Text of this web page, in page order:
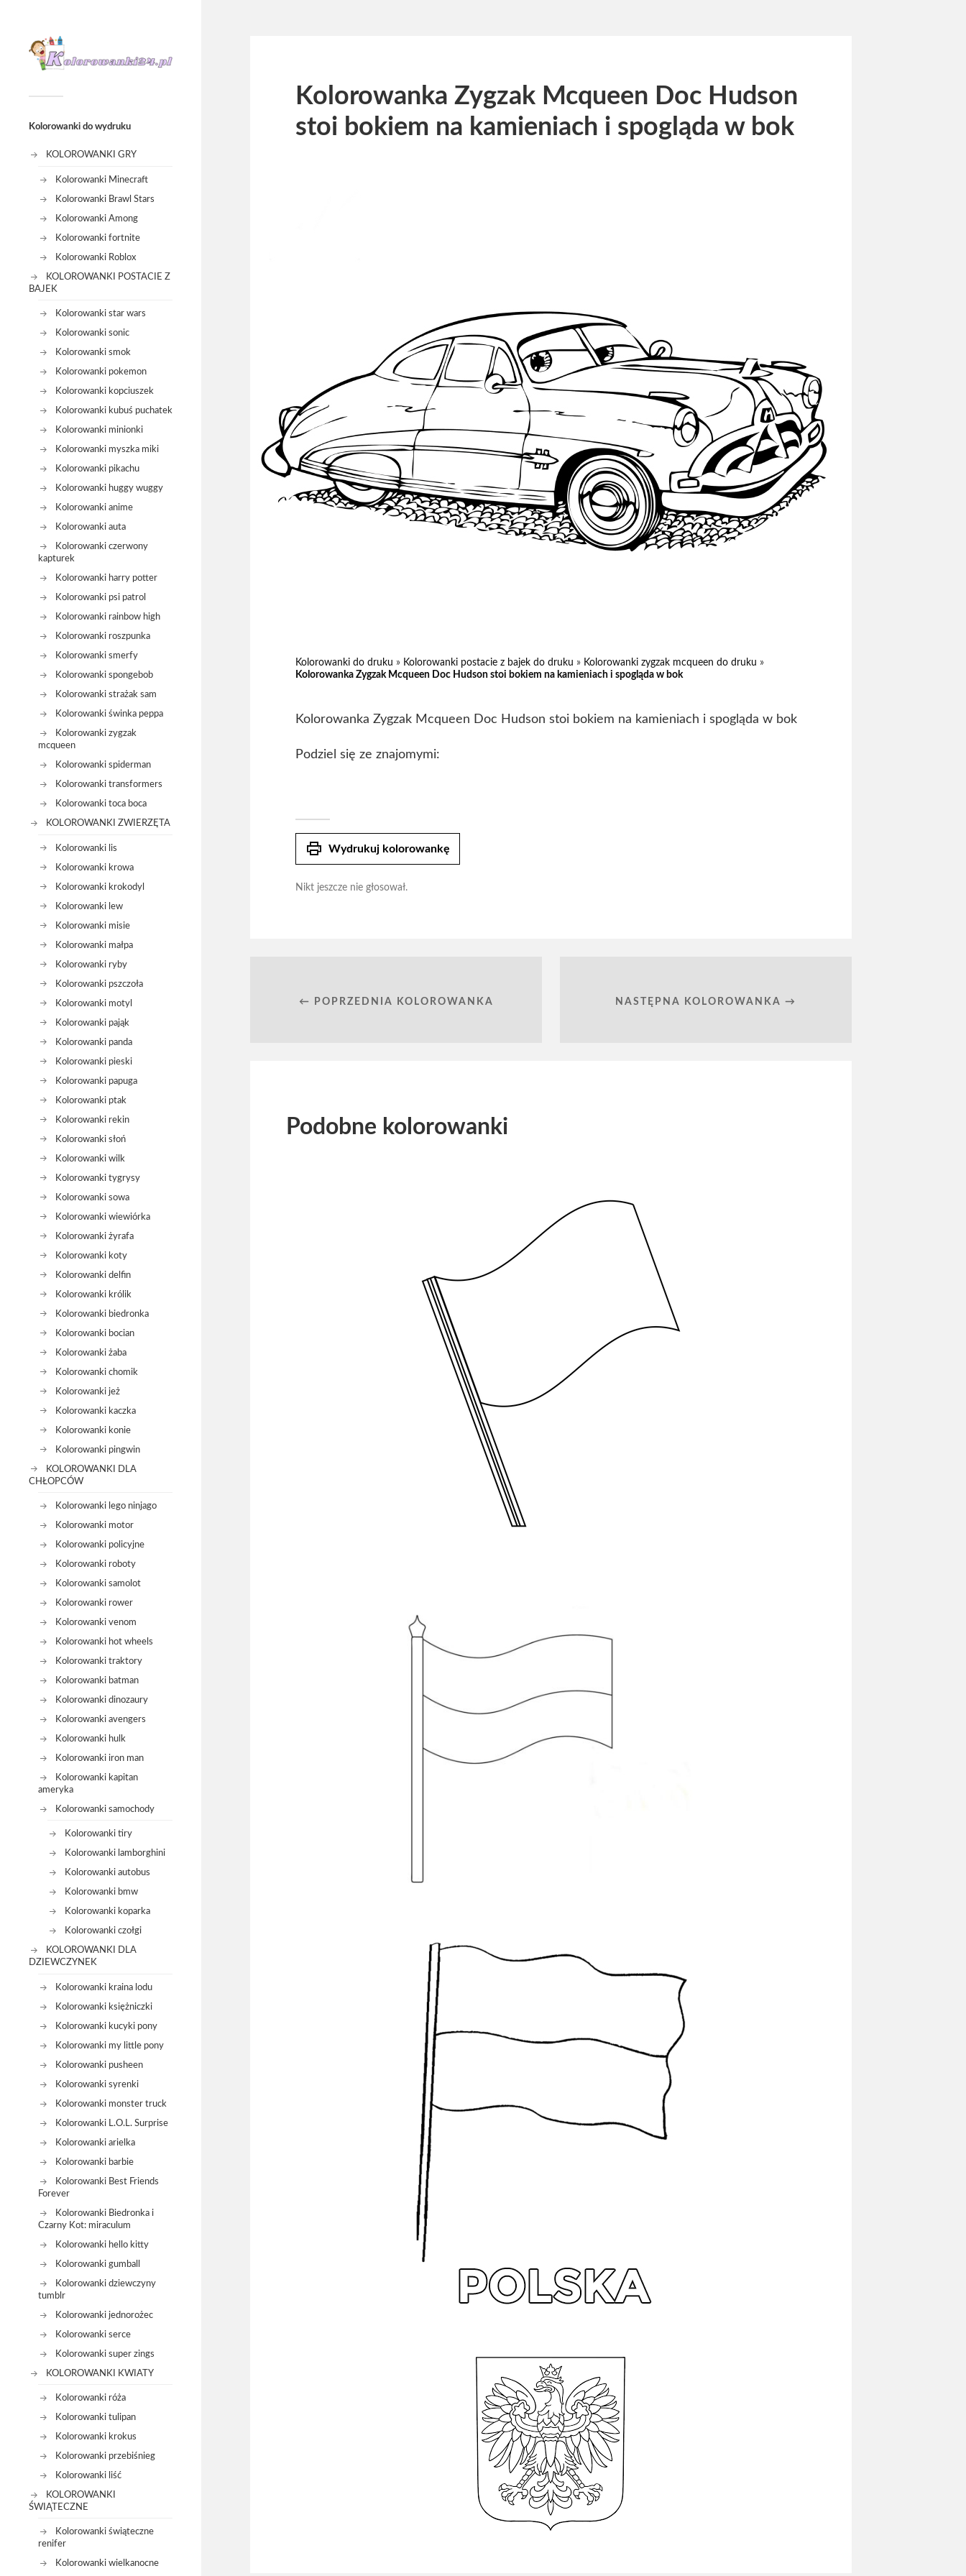
Kolorowanki do wydruku
KOLOROWANKI GRY
Kolorowanki Minecraft
Kolorowanki Brawl Stars
Kolorowanki Among
Kolorowanki fortnite
Kolorowanki Roblox
KOLOROWANKI POSTACIE Z
BAJEK
Kolorowanki star wars
Kolorowanki sonic
Kolorowanki smok
Kolorowanki pokemon
Kolorowanki kopciuszek
Kolorowanki kubuś puchatek
Kolorowanki minionki
Kolorowanki myszka miki
Kolorowanki pikachu
Kolorowanki huggy wuggy
Kolorowanki anime
Kolorowanki auta
Kolorowanki czerwony
kapturek
Kolorowanki harry potter
Kolorowanki psi patrol
Kolorowanki rainbow high
Kolorowanki roszpunka
Kolorowanki smerfy
Kolorowanki spongebob
Kolorowanki strażak sam
Kolorowanki świnka peppa
Kolorowanki zygzak
mcqueen
Kolorowanki spiderman
Kolorowanki transformers
Kolorowanki toca boca
KOLOROWANKI ZWIERZĘTA
Kolorowanki lis
Kolorowanki krowa
Kolorowanki krokodyl
Kolorowanki lew
Kolorowanki misie
Kolorowanki małpa
Kolorowanki ryby
Kolorowanki pszczoła
Kolorowanki motyl
Kolorowanki pająk
Kolorowanki panda
Kolorowanki pieski
Kolorowanki papuga
Kolorowanki ptak
Kolorowanki rekin
Kolorowanki słoń
Kolorowanki wilk
Kolorowanki tygrysy
Kolorowanki sowa
Kolorowanki wiewiórka
Kolorowanki żyrafa
Kolorowanki koty
Kolorowanki delfin
Kolorowanki królik
Kolorowanki biedronka
Kolorowanki bocian
Kolorowanki żaba
Kolorowanki chomik
Kolorowanki jeż
Kolorowanki kaczka
Kolorowanki konie
Kolorowanki pingwin
KOLOROWANKI DLA
CHŁOPCÓW
Kolorowanki lego ninjago
Kolorowanki motor
Kolorowanki policyjne
Kolorowanki roboty
Kolorowanki samolot
Kolorowanki rower
Kolorowanki venom
Kolorowanki hot wheels
Kolorowanki traktory
Kolorowanki batman
Kolorowanki dinozaury
Kolorowanki avengers
Kolorowanki hulk
Kolorowanki iron man
Kolorowanki kapitan
ameryka
Kolorowanki samochody
Kolorowanki tiry
Kolorowanki lamborghini
Kolorowanki autobus
Kolorowanki bmw
Kolorowanki koparka
Kolorowanki czołgi
KOLOROWANKI DLA
DZIEWCZYNEK
Kolorowanki kraina lodu
Kolorowanki księżniczki
Kolorowanki kucyki pony
Kolorowanki my little pony
Kolorowanki pusheen
Kolorowanki syrenki
Kolorowanki monster truck
Kolorowanki L.O.L. Surprise
Kolorowanki arielka
Kolorowanki barbie
Kolorowanki Best Friends
Forever
Kolorowanki Biedronka i
Czarny Kot: miraculum
Kolorowanki hello kitty
Kolorowanki gumball
Kolorowanki dziewczyny
tumblr
Kolorowanki jednorożec
Kolorowanki serce
Kolorowanki super zings
KOLOROWANKI KWIATY
Kolorowanki róża
Kolorowanki tulipan
Kolorowanki krokus
Kolorowanki przebiśnieg
Kolorowanki liść
KOLOROWANKI
ŚWIĄTECZNE
Kolorowanki świąteczne
renifer
Kolorowanki wielkanocne
Kolorowanka Zygzak Mcqueen Doc Hudson
stoi bokiem na kamieniach i spogląda w bok
Kolorowanki do druku » Kolorowanki postacie z bajek do druku » Kolorowanki zygzak mcqueen do druku »
Kolorowanka Zygzak Mcqueen Doc Hudson stoi bokiem na kamieniach i spogląda w bok
Kolorowanka Zygzak Mcqueen Doc Hudson stoi bokiem na kamieniach i spogląda w bok
Podziel się ze znajomymi:
print Wydrukuj kolorowankę
Nikt jeszcze nie głosował.
← POPRZEDNIA KOLOROWANKA NASTĘPNA KOLOROWANKA →
Podobne kolorowanki